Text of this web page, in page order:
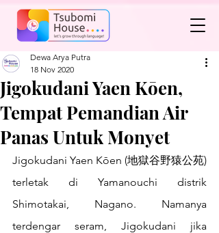
Jigokudani Yaen Kōen,
Tempat Pemandian Air
Panas Untuk Monyet
Dewa Arya Putra
18 Nov 2020
Jigokudani Yaen Kōen (地獄谷野猿公苑)
terletak di Yamanouchi distrik
Shimotakai, Nagano. Namanya
terdengar seram, Jigokudani jika